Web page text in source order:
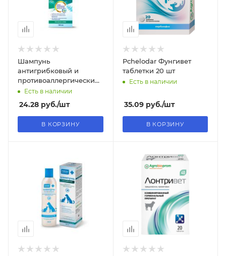
Шампунь
антигрибковый и
противоаллергический
100 мл
Есть в наличии
24.28 руб./шт
В КОРЗИНУ
Pchelodar Фунгивет
таблетки 20 шт
Есть в наличии
35.09руб./шт
В КОРЗИНУ